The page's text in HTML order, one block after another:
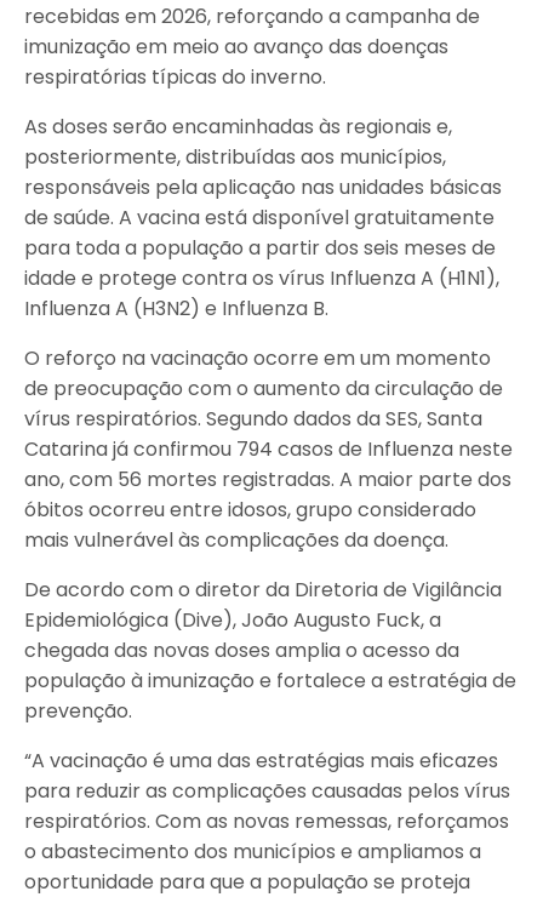
recebidas em 2026, reforçando a campanha de
imunização em meio ao avanço das doenças
respiratórias típicas do inverno.
As doses serão encaminhadas às regionais e,
posteriormente, distribuídas aos municípios,
responsáveis pela aplicação nas unidades básicas
de saúde. A vacina está disponível gratuitamente
para toda a população a partir dos seis meses de
idade e protege contra os vírus Influenza A (H1N1),
Influenza A (H3N2) e Influenza B.
O reforço na vacinação ocorre em um momento
de preocupação com o aumento da circulação de
vírus respiratórios. Segundo dados da SES, Santa
Catarina já confirmou 794 casos de Influenza neste
ano, com 56 mortes registradas. A maior parte dos
óbitos ocorreu entre idosos, grupo considerado
mais vulnerável às complicações da doença.
De acordo com o diretor da Diretoria de Vigilância
Epidemiológica (Dive), João Augusto Fuck, a
chegada das novas doses amplia o acesso da
população à imunização e fortalece a estratégia de
prevenção.
“A vacinação é uma das estratégias mais eficazes
para reduzir as complicações causadas pelos vírus
respiratórios. Com as novas remessas, reforçamos
o abastecimento dos municípios e ampliamos a
oportunidade para que a população se proteja